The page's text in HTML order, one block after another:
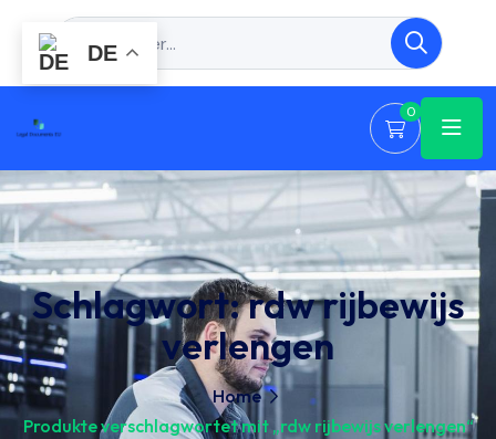
0
Schlagwort:rdw rijbewijs
verlengen
Home
Produkte verschlagwortet mit „rdw rijbewijs verlengen“
DE